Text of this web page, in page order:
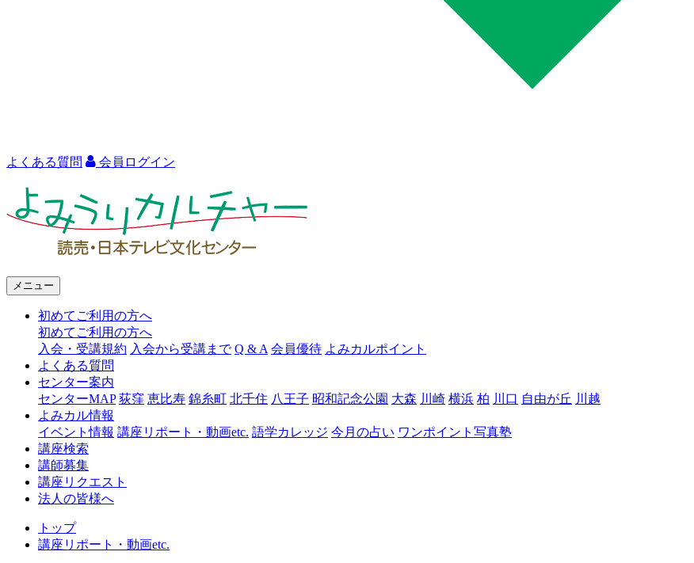
よくある質問 会員ログイン
チ
ー
講
メニュー
初めてご利用の方へ
初めてご利用の方へ
入会・受講規約 入会から受講まで Q & A 会員優待 よみカルポイント
よくある質問
センター案内
センターMAP 荻窪 恵比寿 錦糸町 北千住 八王子 昭和記念公園 大森 川崎 横浜 柏 川口 自由が丘 川越
よみカル情報
イベント情報 講座リポート・動画etc. 語学カレッジ 今月の占い ワンポイント写真塾
講座検索
講師募集
講座リクエスト
法人の皆様へ
トップ
講座リポート・動画etc.